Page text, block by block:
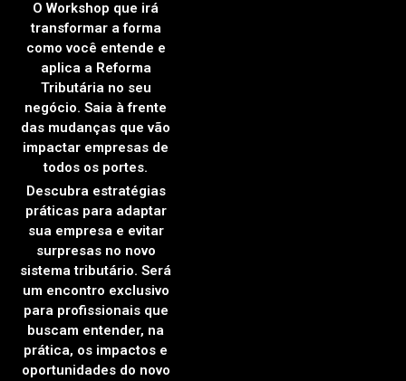
O Workshop que irá
transformar a forma
como você entende e
aplica a Reforma
Tributária no seu
negócio. Saia à frente
das mudanças que vão
impactar empresas de
todos os portes.
Descubra estratégias
práticas para adaptar
sua empresa e evitar
surpresas no novo
sistema tributário. Será
um encontro exclusivo
para profissionais que
buscam entender, na
prática, os impactos e
oportunidades do novo